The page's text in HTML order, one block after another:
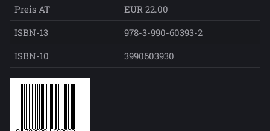
Preis AT
EUR 22.00
ISBN-13
978-3-990-60393-2
ISBN-10
3990603930